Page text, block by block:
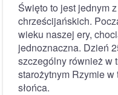
Święto to jest jednym
chrześcijańskich.
wieku naszej ery,
jednoznaczna. Dzień
szczególny również w
starożytnym Rzymie w
słońca.